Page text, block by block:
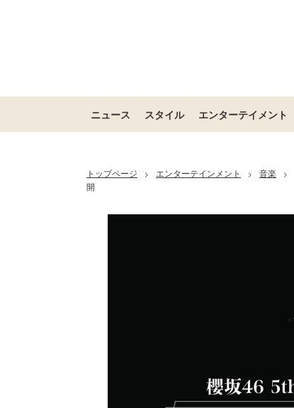
ニュース スタイル エンターテイメント
トップページ > エンターテインメント > 音楽 >
開